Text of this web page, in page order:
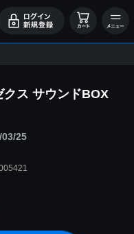
クス サウンドBOX
25